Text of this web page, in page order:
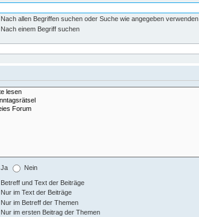
Nach allen Begriffen suchen oder Suche wie angegeben verwenden
Nach einem Begriff suchen
Ja Nein
Betreff und Text der Beiträge
Nur im Text der Beiträge
Nur im Betreff der Themen
Nur im ersten Beitrag der Themen